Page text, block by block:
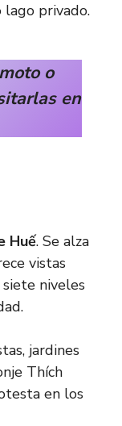
lago privado.
o
en
Huế. Se alza
vistas
niveles
jardines
Thích
en los